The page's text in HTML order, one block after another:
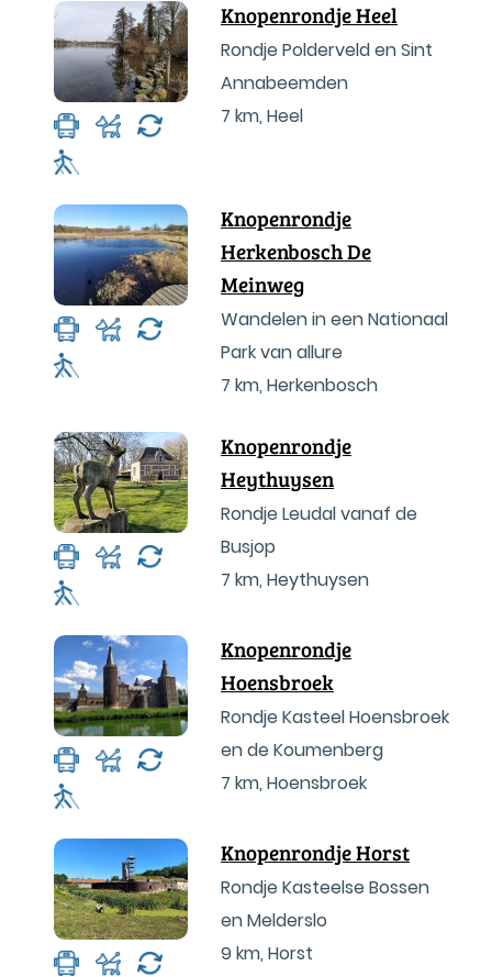
Knopenrondje Heel
Rondje Polderveld en Sint
Annabeemden
7 km, Heel
Knopenrondje
Herkenbosch De
Meinweg
Wandelen in een Nationaal
Park van allure
7 km, Herkenbosch
Knopenrondje
Heythuysen
Rondje Leudal vanaf de
Busjop
7 km, Heythuysen
Knopenrondje
Hoensbroek
Rondje Kasteel Hoensbroek
en de Koumenberg
7 km, Hoensbroek
Knopenrondje Horst
Rondje Kasteelse Bossen
en Melderslo
9 km, Horst